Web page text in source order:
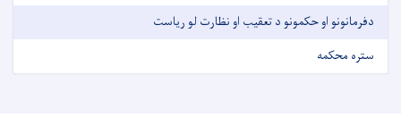
دفرمانونو او حکمونو د تعقیب او نظارت لو ریاست
ستره محکمه